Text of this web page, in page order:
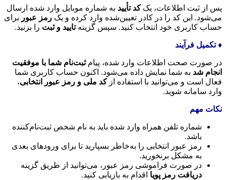
پس از ثبت اطلاعات، یککد تأیید به شماره موبایل وارد شده ارسال
می‌شود. این کد را در کادر تعیین‌شده وارد کرده و یک رمز عبور برای
حساب کاربری خود انتخاب کنید. سپس گزینهتایید و ثبت را بزنید.
♦️ تکمیل فرآیند
در صورت صحت اطلاعات وارد شده، پیامثبت‌نام شما با موفقیت
انجام شد به شما نمایش داده می‌شود. اکنون حساب کاربری شما
فعال است و می‌توانید با استفاده ازکد ملی و رمز عبور انتخابی،
وارد سامانه شوید.
نکات مهم
شماره تلفن همراه وارد شده باید به نام شخص ثبت‌نام‌کننده
باشد.
رمز عبور انتخابی را به‌خاطر بسپارید تا برای ورودهای بعدی
به مشکل برنخورید.
در صورت فراموشی رمز عبور، می‌توانید از طریق گزینه
دریافت رمز پویا اقدام به بازیابی کنید.